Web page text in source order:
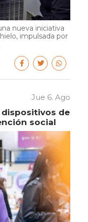
nueva iniciativa
impulsada por
Jue 6. Ago
de
social